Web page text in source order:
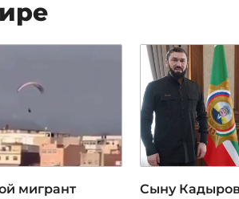
мигрант
Сыну